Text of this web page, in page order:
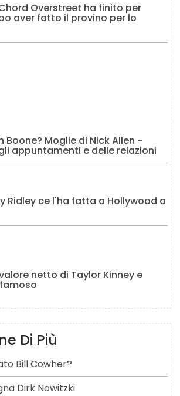
Overstreet ha finito per
aver fatto il provino per lo
Boone? Moglie di Nick Allen -
appuntamenti e delle relazioni
Ridley ce l'ha fatta a Hollywood a
netto di Taylor Kinney e
Di Più
Bill Cowher?
Dirk Nowitzki